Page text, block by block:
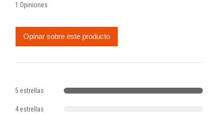
1 Opiniones
Opinar sobre este producto
5 estrellas
4 estrellas